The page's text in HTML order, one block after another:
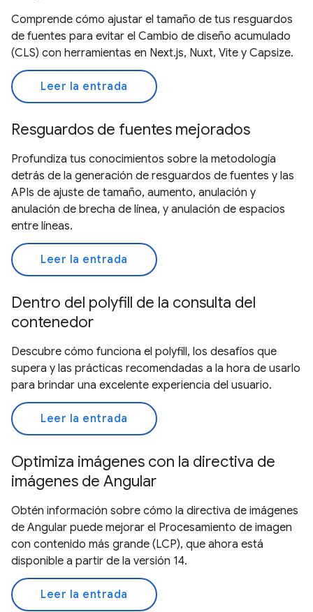
Comprende cómo ajustar el tamaño de tus resguardos
de fuentes para evitar el Cambio de diseño acumulado
(CLS) con herramientas en Next.js, Nuxt, Vite y Capsize.
Leer la entrada
Resguardos de fuentes mejorados
Profundiza tus conocimientos sobre la metodología
detrás de la generación de resguardos de fuentes y las
APIs de ajuste de tamaño, aumento, anulación y
anulación de brecha de línea, y anulación de espacios
entre líneas.
Leer la entrada
Dentro del polyfill de la consulta del
contenedor
Descubre cómo funciona el polyfill, los desafíos que
supera y las prácticas recomendadas a la hora de usarlo
para brindar una excelente experiencia del usuario.
Leer la entrada
Optimiza imágenes con la directiva de
imágenes de Angular
Obtén información sobre cómo la directiva de imágenes
de Angular puede mejorar el Procesamiento de imagen
con contenido más grande (LCP), que ahora está
disponible a partir de la versión 14.
Leer la entrada